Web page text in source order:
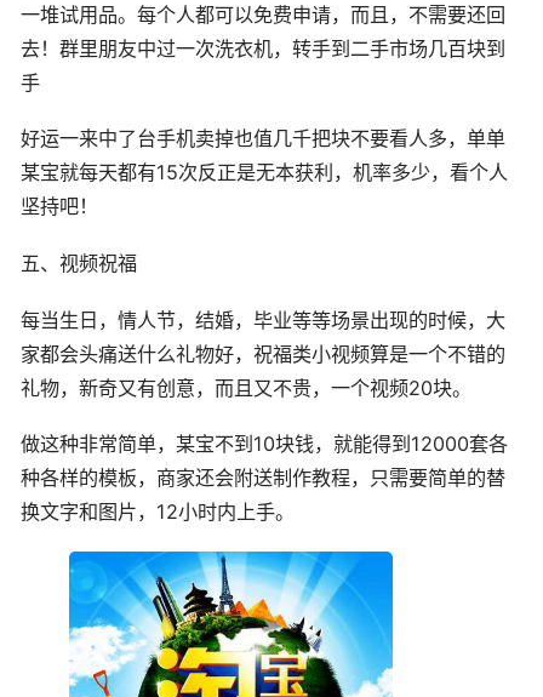
一堆试用品。每个人都可以免费申请，而且，不需要还回
去！群里朋友中过一次洗衣机，转手到二手市场几百块到
手
好运一来中了台手机卖掉也值几千把块不要看人多，单单
某宝就每天都有15次反正是无本获利，机率多少，看个人
坚持吧！
五、视频祝福
每当生日，情人节，结婚，毕业等等场景出现的时候，大
家都会头痛送什么礼物好，祝福类小视频算是一个不错的
礼物，新奇又有创意，而且又不贵，一个视频20块。
做这种非常简单，某宝不到10块钱，就能得到12000套各
种各样的模板，商家还会附送制作教程，只需要简单的替
换文字和图片，12小时内上手。